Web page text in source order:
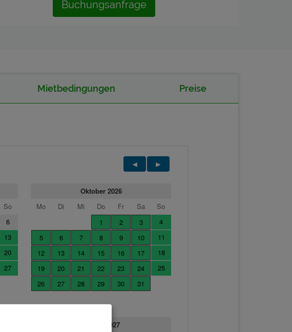
Buchungsanfrage
Mietbedingungen Preise